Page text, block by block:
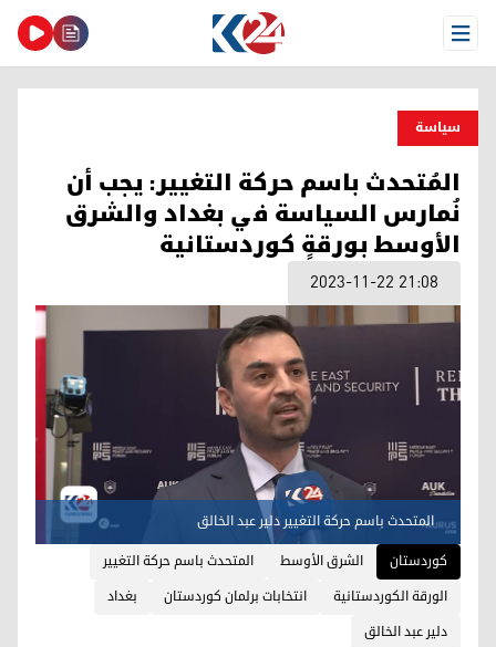
Open Menu
سیاسة
المُتحدث باسم حركة التغيير: يجب أن
نُمارس السياسة في بغداد والشرق
الأوسط بورقةٍ كوردستانية
2023-11-22 21:08
المتحدث باسم حركة التغيير دلير عبد الخالق
کوردستان
الشرق الأوسط
المتحدث باسم حركة التغيير
الورقة الكوردستانية
انتخابات برلمان كوردستان
بغداد
دلير عبد الخالق